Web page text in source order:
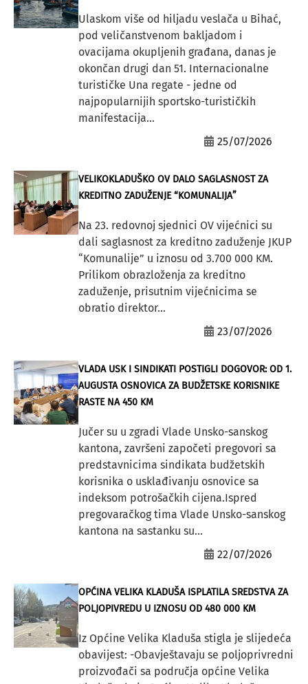
Ulaskom više od hiljadu veslača u Bihać,
pod veličanstvenom bakljadom i
ovacijama okupljenih građana, danas je
okončan drugi dan 51. Internacionalne
turističke Una regate - jedne od
najpopularnijih sportsko-turističkih
manifestacija...
25/07/2026
VELIKOKLADUŠKO OV DALO SAGLASNOST ZA
KREDITNO ZADUŽENJE “KOMUNALIJA”
Na 23. redovnoj sjednici OV vijećnici su
dali saglasnost za kreditno zaduženje JKUP
“Komunalije” u iznosu od 3.700 000 KM.
Prilikom obrazloženja za kreditno
zaduženje, prisutnim vijećnicima se
obratio direktor...
23/07/2026
VLADA USK I SINDIKATI POSTIGLI DOGOVOR: OD 1.
AUGUSTA OSNOVICA ZA BUDŽETSKE KORISNIKE
RASTE NA 450 KM
Jučer su u zgradi Vlade Unsko-sanskog
kantona, završeni započeti pregovori sa
predstavnicima sindikata budžetskih
korisnika o usklađivanju osnovice sa
indeksom potrošačkih cijena.Ispred
pregovaračkog tima Vlade Unsko-sanskog
kantona na sastanku su...
22/07/2026
OPĆINA VELIKA KLADUŠA ISPLATILA SREDSTVA ZA
POLJOPIVREDU U IZNOSU OD 480 000 KM
Iz Općine Velika Kladuša stigla je slijedeća
obavijest: -Obavještavaju se poljoprivredni
proizvođači sa područja općine Velika